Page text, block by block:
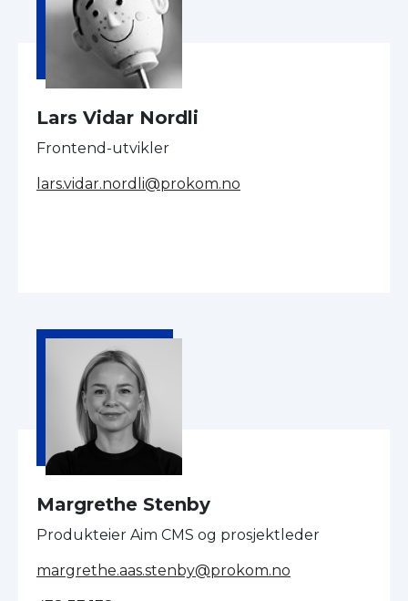
Lars Vidar Nordli
Frontend-utvikler
lars.vidar.nordli@prokom.no
Margrethe Stenby
Produkteier Aim CMS og prosjektleder
margrethe.aas.stenby@prokom.no